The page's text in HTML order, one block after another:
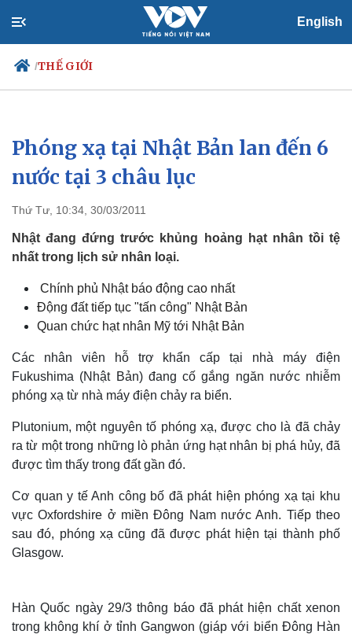
English
/THẾ GIỚI
Chính trị
Đảng
Tổ chức nhân sự
Nhận diện sự thật
Xã hội
Dự báo thời tiết
Việc làm
Phóng xạ tại Nhật Bản lan đến 6
nước tại 3 châu lục
Thứ Tư, 10:34, 30/03/2011
Nhật đang đứng trước khủng hoảng hạt nhân tồi tệ
nhất trong lịch sử nhân loại.
Chính phủ Nhật báo động cao nhất
Động đất tiếp tục "tấn công" Nhật Bản
Quan chức hạt nhân Mỹ tới Nhật Bản
Các nhân viên hỗ trợ khẩn cấp tại nhà máy điện
Fukushima (Nhật Bản) đang cố gắng ngăn nước nhiễm
phóng xạ từ nhà máy điện chảy ra biển.
Plutonium, một nguyên tố phóng xạ, được cho là đã chảy
ra từ một trong những lò phản ứng hạt nhân bị phá hủy, đã
được tìm thấy trong đất gần đó.
Cơ quan y tế Anh công bố đã phát hiện phóng xạ tại khu
vực Oxfordshire ở miền Đông Nam nước Anh. Tiếp theo
sau đó, phóng xạ cũng đã được phát hiện tại thành phố
Glasgow.
Hàn Quốc ngày 29/3 thông báo đã phát hiện chất xenon
trong không khí ở tỉnh Gangwon (giáp với biển Đông Hàn